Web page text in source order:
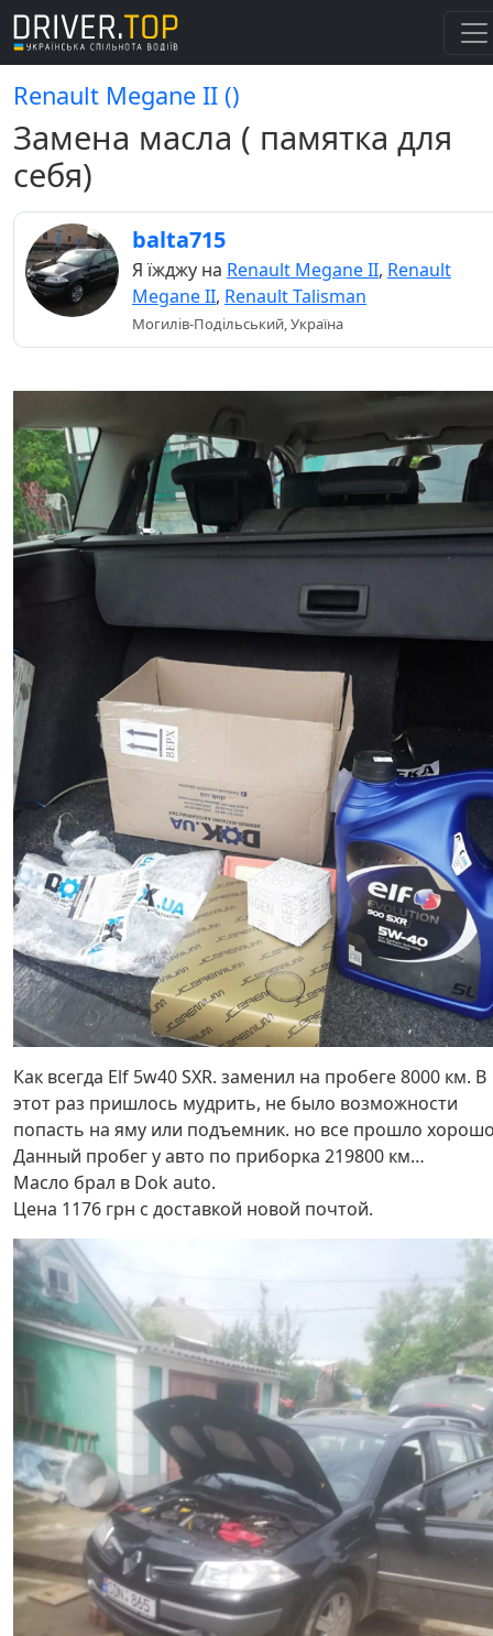
Renault Megane II ()
Замена масла ( памятка для
себя)
balta715
Я їжджу на Renault Megane II, Renault
Megane II, Renault Talisman
Могилів-Подільський, Україна
Как всегда Elf 5w40 SXR. заменил на пробеге 8000 км. В
этот раз пришлось мудрить, не было возможности
попасть на яму или подъемник. но все прошло
Данный пробег у авто по приборка 219800 км…
Масло брал в Dok auto.
Цена 1176 грн с доставкой новой почтой.